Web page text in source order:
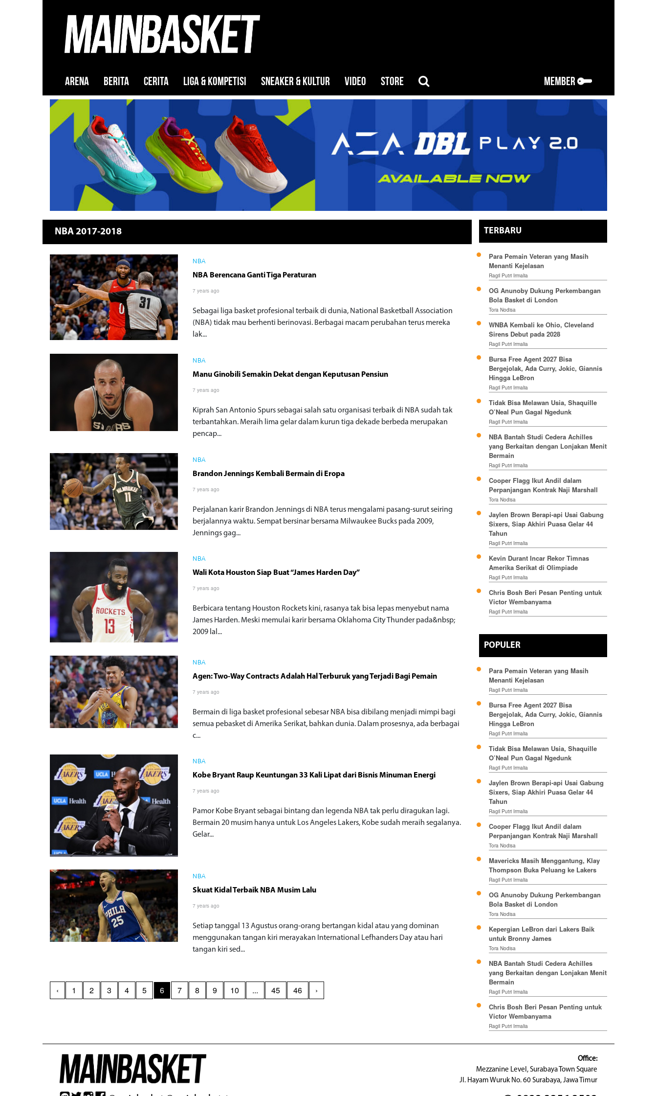
ARENA BERITA CERITA LIGA & KOMPETISI SNEAKER & KULTUR VIDEO STORE MEMBER
NBA 2017-2018
NBA
NBA Berencana Ganti Tiga Peraturan
7 years ago
Sebagai liga basket profesional terbaik di dunia, National Basketball Association
(NBA) tidak mau berhenti berinovasi. Berbagai macam perubahan terus mereka
lak...
NBA
Manu Ginobili Semakin Dekat dengan Keputusan Pensiun
7 years ago
Kiprah San Antonio Spurs sebagai salah satu organisasi terbaik di NBA sudah tak
terbantahkan. Meraih lima gelar dalam kurun tiga dekade berbeda merupakan
pencap...
NBA
Brandon Jennings Kembali Bermain di Eropa
7 years ago
Perjalanan karir Brandon Jennings di NBA terus mengalami pasang-surut seiring
berjalannya waktu. Sempat bersinar bersama Milwaukee Bucks pada 2009,
Jennings gag...
NBA
Wali Kota Houston Siap Buat “James Harden Day”
7 years ago
Berbicara tentang Houston Rockets kini, rasanya tak bisa lepas menyebut nama
James Harden. Meski memulai karir bersama Oklahoma City Thunder pada&nbsp;
2009 lal...
NBA
Agen: Two-Way Contracts Adalah Hal Terburuk yang Terjadi Bagi Pemain
7 years ago
Bermain di liga basket profesional sebesar NBA bisa dibilang menjadi mimpi bagi
semua pebasket di Amerika Serikat, bahkan dunia. Dalam prosesnya, ada berbagai
c...
NBA
Kobe Bryant Raup Keuntungan 33 Kali Lipat dari Bisnis Minuman Energi
7 years ago
Pamor Kobe Bryant sebagai bintang dan legenda NBA tak perlu diragukan lagi.
Bermain 20 musim hanya untuk Los Angeles Lakers, Kobe sudah meraih segalanya.
Gelar...
NBA
Skuat Kidal Terbaik NBA Musim Lalu
7 years ago
Setiap tanggal 13 Agustus orang-orang bertangan kidal atau yang dominan
menggunakan tangan kiri merayakan International Lefhanders Day atau hari
tangan kiri sed...
‹ 1 2 3 4 5 6 7 8 9 10 ... 45 46 ›
TERBARU
Para Pemain Veteran yang Masih
Menanti Kejelasan
Ragil Putri Irmalia
OG Anunoby Dukung Perkembangan
Bola Basket di London
Tora Nodisa
WNBA Kembali ke Ohio, Cleveland
Sirens Debut pada 2028
Ragil Putri Irmalia
Bursa Free Agent 2027 Bisa
Bergejolak, Ada Curry, Jokic, Giannis
Hingga LeBron
Ragil Putri Irmalia
Tidak Bisa Melawan Usia, Shaquille
O’Neal Pun Gagal Ngedunk
Ragil Putri Irmalia
NBA Bantah Studi Cedera Achilles
yang Berkaitan dengan Lonjakan Menit
Bermain
Ragil Putri Irmalia
Cooper Flagg Ikut Andil dalam
Perpanjangan Kontrak Naji Marshall
Tora Nodisa
Jaylen Brown Berapi-api Usai Gabung
Sixers, Siap Akhiri Puasa Gelar 44
Tahun
Ragil Putri Irmalia
Kevin Durant Incar Rekor Timnas
Amerika Serikat di Olimpiade
Ragil Putri Irmalia
Chris Bosh Beri Pesan Penting untuk
Victor Wembanyama
Ragil Putri Irmalia
POPULER
Para Pemain Veteran yang Masih
Menanti Kejelasan
Ragil Putri Irmalia
Bursa Free Agent 2027 Bisa
Bergejolak, Ada Curry, Jokic, Giannis
Hingga LeBron
Ragil Putri Irmalia
Tidak Bisa Melawan Usia, Shaquille
O’Neal Pun Gagal Ngedunk
Ragil Putri Irmalia
Jaylen Brown Berapi-api Usai Gabung
Sixers, Siap Akhiri Puasa Gelar 44
Tahun
Ragil Putri Irmalia
Cooper Flagg Ikut Andil dalam
Perpanjangan Kontrak Naji Marshall
Tora Nodisa
Mavericks Masih Menggantung, Klay
Thompson Buka Peluang ke Lakers
Ragil Putri Irmalia
OG Anunoby Dukung Perkembangan
Bola Basket di London
Tora Nodisa
Kepergian LeBron dari Lakers Baik
untuk Bronny James
Tora Nodisa
NBA Bantah Studi Cedera Achilles
yang Berkaitan dengan Lonjakan Menit
Bermain
Ragil Putri Irmalia
Chris Bosh Beri Pesan Penting untuk
Victor Wembanyama
Ragil Putri Irmalia
Office:
Mezzanine Level, Surabaya Town Square
Jl. Hayam Wuruk No. 60 Surabaya, Jawa Timur